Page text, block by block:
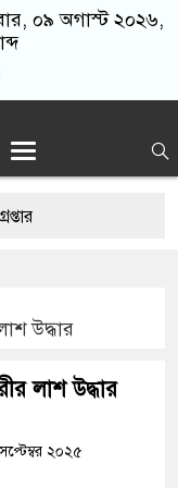
০৯ অগাস্ট ২০২৬,
উদ্ধার
লাশ উদ্ধার
২০২৫